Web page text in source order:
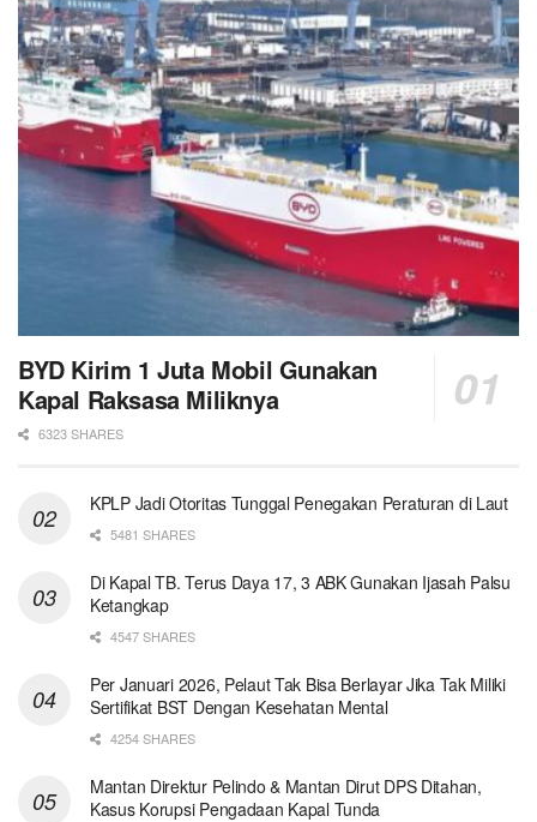
BYD Kirim 1 Juta Mobil Gunakan
Kapal Raksasa Miliknya
6323 SHARES
KPLP Jadi Otoritas Tunggal Penegakan Peraturan di Laut
5481 SHARES
Di Kapal TB. Terus Daya 17, 3 ABK Gunakan Ijasah Palsu
Ketangkap
4547 SHARES
Per Januari 2026, Pelaut Tak Bisa Berlayar Jika Tak Miliki
Sertifikat BST Dengan Kesehatan Mental
4254 SHARES
Mantan Direktur Pelindo & Mantan Dirut DPS Ditahan,
Kasus Korupsi Pengadaan Kapal Tunda